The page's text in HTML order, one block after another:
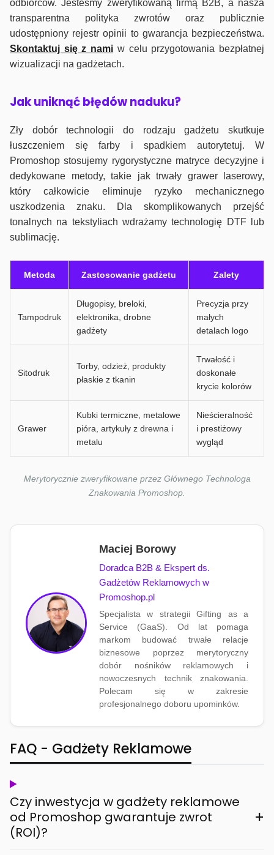
odbiorców. Jesteśmy zweryfikowaną firmą B2B, a nasza
transparentna polityka zwrotów oraz publicznie
udostępniony rejestr opinii to gwarancja bezpieczeństwa.
Skontaktuj się z nami w celu przygotowania bezpłatnej
wizualizacji na gadżetach.
Jak uniknąć błędów naduku?
Zły dobór technologii do rodzaju gadżetu skutkuje
łuszczeniem się farby i spadkiem autorytetuj. W
Promoshop stosujemy rygorystyczne matryce decyzyjne i
dedykowane metody, takie jak trwały grawer laserowy,
który całkowicie eliminuje ryzyko mechanicznego
uszkodzenia znaku. Dla skomplikowanych przejść
tonalnych na tekstyliach wdrażamy technologię DTF lub
sublimację.
Metoda Zastosowanie gadżetu Zalety
Tampodruk
Długopisy, breloki,
elektronika, drobne
gadżety
Precyzja przy
małych
detalach logo
Sitodruk
Torby, odzież, produkty
płaskie z tkanin
Trwałość i
doskonałe
krycie kolorów
Grawer
Kubki termiczne, metalowe
pióra, artykuły z drewna i
metalu
Nieścieralność
i prestiżowy
wygląd
Merytorycznie zweryfikowane przez Głównego Technologa
Znakowania Promoshop.
Maciej Borowy
Doradca B2B & Ekspert ds.
Gadżetów Reklamowych w
Promoshop.pl
Specjalista w strategii Gifting as a
Service (GaaS). Od lat pomaga
markom budować trwałe relacje
biznesowe poprzez merytoryczny
dobór nośników reklamowych i
nowoczesnych technik znakowania.
Polecam się w zakresie
profesjonalnego doboru upominków.
FAQ - Gadżety Reklamowe
Czy inwestycja w gadżety reklamowe
od Promoshop gwarantuje zwrot
(ROI)?
+